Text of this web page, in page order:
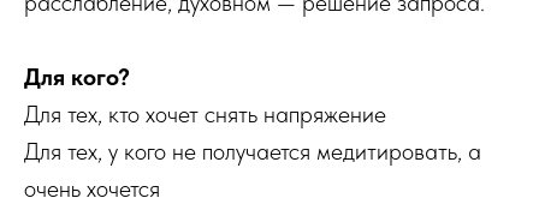
Для кого?
Для тех, кто хочет снять напряжение
Для тех, у кого не получается медитировать, а
очень хочется